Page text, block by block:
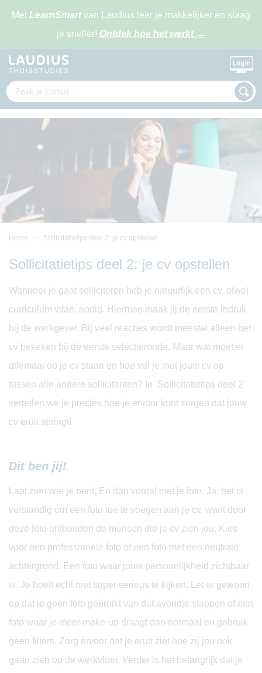
Met LearnSmartvan Laudius leer je makkelijker én slaag
je sneller! Ontdek hoe het werkt →
Home Sollicitatietips deel 2: je cv opstellen
Sollicitatietips deel 2: je cv opstellen
Wanneer je gaat solliciteren heb je natuurlijk een cv, ofwel
curriculum vitae, nodig. Hiermee maak jij de eerste indruk
bij de werkgever. Bij veel reacties wordt meestal alleen het
cv bekeken bij de eerste selectieronde. Maar wat moet er
allemaal op je cv staan en hoe val je met jouw cv op
tussen alle andere sollicitanten? In ‘Sollicitatietips deel 2’
vertellen we je precies hoe je ervoor kunt zorgen dat jouw
cv eruit springt!
Dit ben jij!
Laat zien wie je bent. En dan vooral met je foto. Ja, het is
verstandig om een foto toe te voegen aan je cv, want door
deze foto onthouden de mensen die je cv zien jou. Kies
voor een professionele foto of een foto met een neutrale
achtergrond. Een foto waar jouw persoonlijkheid zichtbaar
is. Je hoeft echt niet super serieus te kijken. Let er gewoon
op dat je geen foto gebruikt van dat avondje stappen of een
foto waar je meer make-up draagt dan normaal en gebruik
geen filters. Zorg ervoor dat je eruit ziet hoe zij jou ook
gaan zien op de werkvloer. Verder is het belangrijk dat je